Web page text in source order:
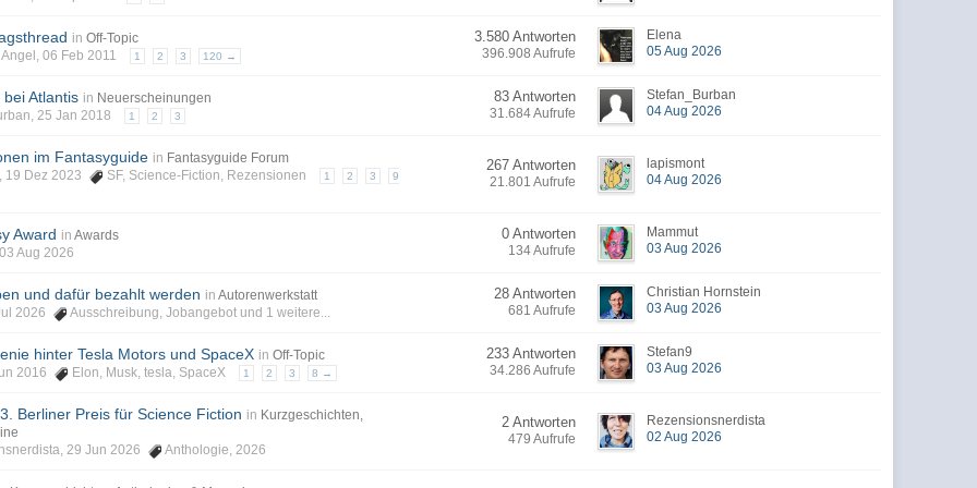
in Off-Topic
06 Feb 2011
1 2 3 120 →
3.580 Antworten
396.908 Aufrufe
Elena
05 Aug 2026
Atlantis in Neuerscheinungen
25 Jan 2018
1 2 3
83 Antworten
31.684 Aufrufe
Stefan_Burban
04 Aug 2026
im Fantasyguide in Fantasyguide Forum
19 Dez 2023
SF, Science-Fiction, Rezensionen 1 2 3 9
267 Antworten
21.801 Aufrufe
lapismont
04 Aug 2026
Award in Awards
Aug 2026
0 Antworten
134 Aufrufe
Mammut
03 Aug 2026
und dafür bezahlt werden in Autorenwerkstatt
2026
Ausschreibung,Jobangebot und 1 weitere...
28 Antworten
681 Aufrufe
Christian Hornstein
03 Aug 2026
hinter Tesla Motors und SpaceX in Off-Topic
2016
Elon, Musk,tesla, SpaceX 1 2 3 8 →
233 Antworten
34.286 Aufrufe
Stefan9
03 Aug 2026
Berliner Preis für Science Fiction in Kurzgeschichten,
29 Jun 2026
Anthologie,2026
2 Antworten
479 Aufrufe
Rezensionsnerdista
02 Aug 2026